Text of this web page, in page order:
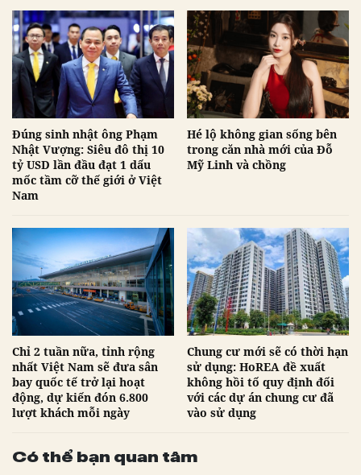
Đúng sinh nhật ông Phạm
Nhật Vượng: Siêu đô thị 10
tỷ USD lần đầu đạt 1 dấu
mốc tầm cỡ thế giới ở Việt
Nam
Hé lộ không gian sống bên
trong căn nhà mới của Đỗ
Mỹ Linh và chồng
Chỉ 2 tuần nữa, tỉnh rộng
nhất Việt Nam sẽ đưa sân
bay quốc tế trở lại hoạt
động, dự kiến đón 6.800
lượt khách mỗi ngày
Chung cư mới sẽ có thời hạn
sử dụng: HoREA đề xuất
không hồi tố quy định đối
với các dự án chung cư đã
vào sử dụng
Có thể bạn quan tâm